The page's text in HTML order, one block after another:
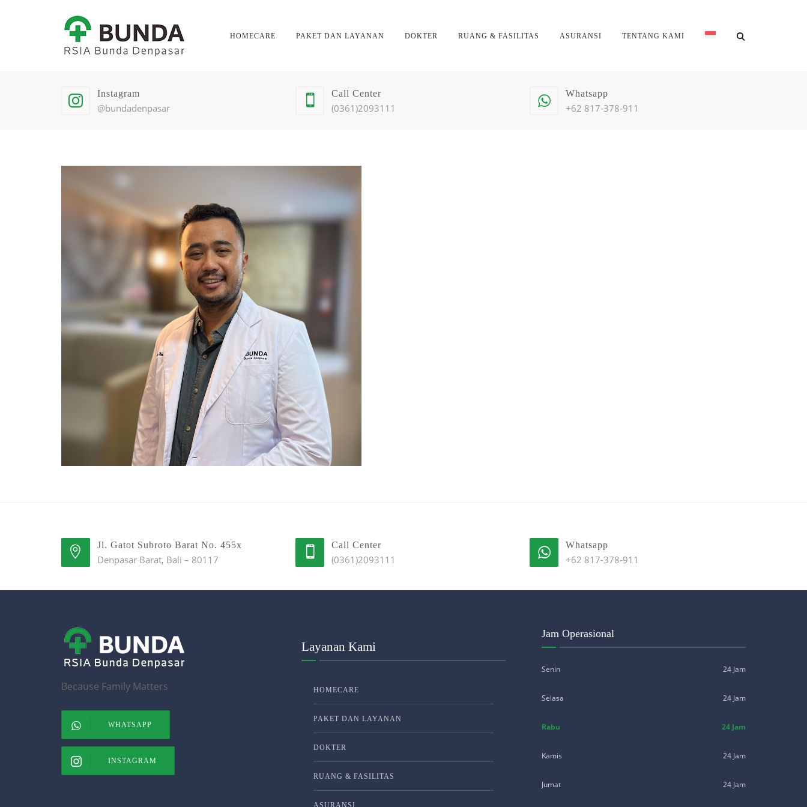
HOMECARE PAKET DAN LAYANAN DOKTER RUANG & FASILITAS ASURANSI TENTANG KAMI
Instagram
@bundadenpasar
Call Center
(0361)2093111
Whatsapp
+62 817-378-911
Jl. Gatot Subroto Barat No. 455x
Denpasar Barat, Bali – 80117
Call Center
(0361)2093111
Whatsapp
+62 817-378-911
Because Family Matters
WHATSAPP
INSTAGRAM
Layanan Kami
HOMECARE
PAKET DAN LAYANAN
DOKTER
RUANG & FASILITAS
ASURANSI
Jam Operasional
Senin 24 Jam
Selasa 24 Jam
Rabu 24 Jam
Kamis 24 Jam
Jumat 24 Jam